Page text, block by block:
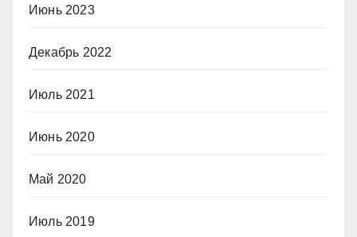
Июнь 2023
Декабрь 2022
Июль 2021
Июнь 2020
Май 2020
Июль 2019